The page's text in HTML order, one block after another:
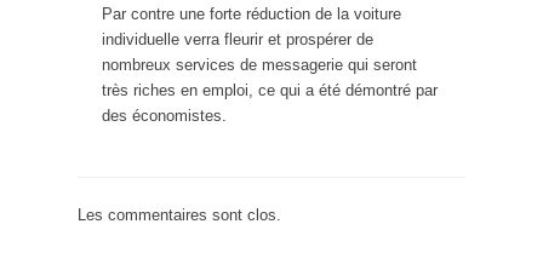
Par contre une forte réduction de la voiture
individuelle verra fleurir et prospérer de
nombreux services de messagerie qui seront
très riches en emploi, ce qui a été démontré par
des économistes.
Les commentaires sont clos.